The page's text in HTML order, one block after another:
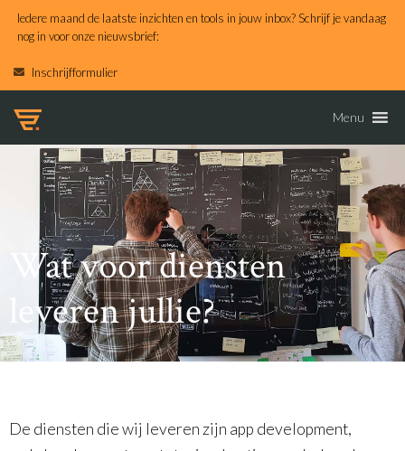
Iedere maand de laatste inzichten en tools in jouw inbox? Schrijf je vandaag
nog in voor onze nieuwsbrief:
Inschrijfformulier
Menu
Wat voor diensten
leveren jullie?
De diensten die wij leveren zijn app development,